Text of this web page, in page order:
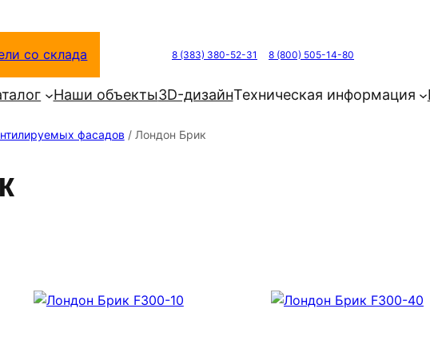
со склада 8 (383) 380-52-31 8 (800) 505-14-80
Наши объекты3D-дизайнТехническая информация
фасадов / Лондон Брик